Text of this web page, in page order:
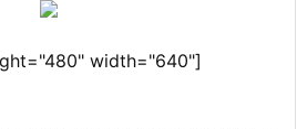
width="640"]